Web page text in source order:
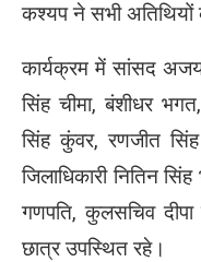
कश्यप ने सभी अतिथियों
कार्यक्रम में सांसद अजय
सिंह चीमा, बंशीधर
सिंह कुंवर, रणजीत
जिलाधिकारी नितिन
गणपति, कुलसचिव
छात्र उपस्थित रहे।